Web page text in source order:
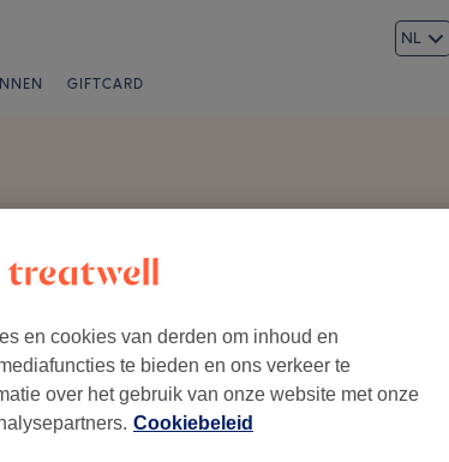
NL
GIFTCARD
en cookies van derden om inhoud en
te bieden en ons verkeer te
over het gebruik van onze website met onze
Cookiebeleid